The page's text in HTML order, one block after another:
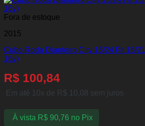
Fora de estoque
2015
Cubo Roda Dianteiro City 15/24 Fit 15/
16v)
R$ 100,84
Em até 10x de R$ 10,08 sem juros
À vista R$90,76 no Pix